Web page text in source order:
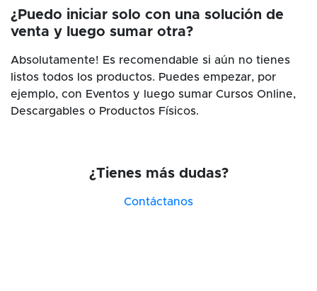
¿Puedo iniciar solo con una solución de
venta y luego sumar otra?
Absolutamente! Es recomendable si aún no tienes
listos todos los productos. Puedes empezar, por
ejemplo, con Eventos y luego sumar Cursos Online,
Descargables o Productos Físicos.
¿Tienes más dudas?
Contáctanos